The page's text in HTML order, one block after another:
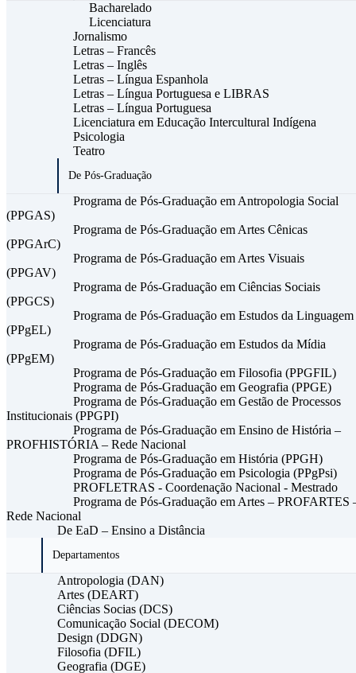
Bacharelado
Licenciatura
Jornalismo
Letras – Francês
Letras – Inglês
Letras – Língua Espanhola
Letras – Língua Portuguesa e LIBRAS
Letras – Língua Portuguesa
Licenciatura em Educação Intercultural Indígena
Psicologia
Teatro
De Pós-Graduação
Programa de Pós-Graduação em Antropologia Social
(PPGAS)
Programa de Pós-Graduação em Artes Cênicas
(PPGArC)
Programa de Pós-Graduação em Artes Visuais
(PPGAV)
Programa de Pós-Graduação em Ciências Sociais
(PPGCS)
Programa de Pós-Graduação em Estudos da Linguagem
(PPgEL)
Programa de Pós-Graduação em Estudos da Mídia
(PPgEM)
Programa de Pós-Graduação em Filosofia (PPGFIL)
Programa de Pós-Graduação em Geografia (PPGE)
Programa de Pós-Graduação em Gestão de Processos
Institucionais (PPGPI)
Programa de Pós-Graduação em Ensino de História –
PROFHISTÓRIA – Rede Nacional
Programa de Pós-Graduação em História (PPGH)
Programa de Pós-Graduação em Psicologia (PPgPsi)
PROFLETRAS - Coordenação Nacional - Mestrado
Programa de Pós-Graduação em Artes – PROFARTES
Rede Nacional
De EaD – Ensino a Distância
Departamentos
Antropologia (DAN)
Artes (DEART)
Ciências Socias (DCS)
Comunicação Social (DECOM)
Design (DDGN)
Filosofia (DFIL)
Geografia (DGE)